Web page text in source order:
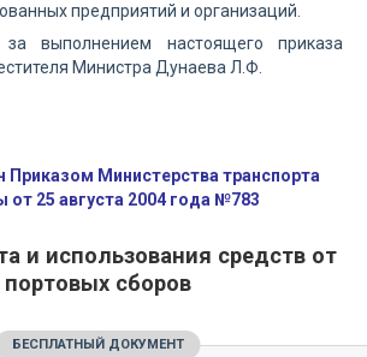
предприятий и организаций.
выполнением настоящего приказа
Министра Дунаева Л.Ф.
Приказом Министерства транспорта
от 25 августа 2004 года №783
и использования средств от
портовых сборов
БЕСПЛАТНЫЙ ДОКУМЕНТ